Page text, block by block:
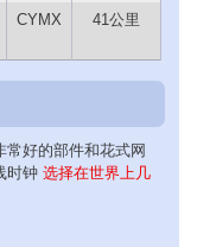
CYMX 41公里
好的部件和花式网
时钟 选择在世界上几